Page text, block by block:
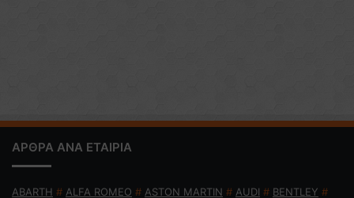
ΑΡΘΡΑ ΑΝΑ ΕΤΑΙΡΙΑ
ABARTH # ALFA ROMEO # ASTON MARTIN # AUDI # BENTLEY #